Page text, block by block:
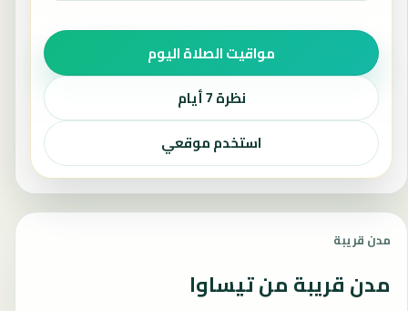
مواقيت الصلاة اليوم
نظرة 7 أيام
استخدم موقعي
مدن قريبة
مدن قريبة من تيساوا